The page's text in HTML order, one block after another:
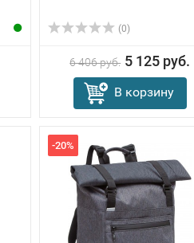
(0)
6 406 руб. 5 125 руб.
В корзину
-20%